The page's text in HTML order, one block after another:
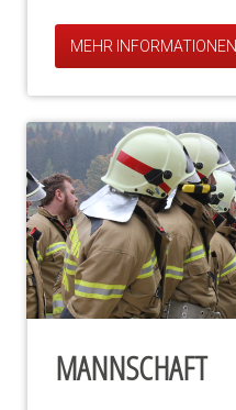
MEHR INFORMATIONEN
MANNSCHAFT